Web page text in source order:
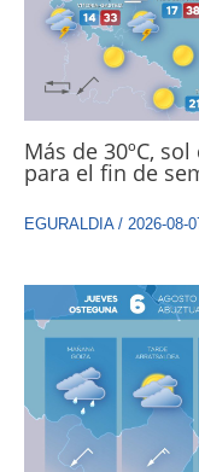
Más de 30ºC,
para el fin de
EGURALDIA/ 2026-08-